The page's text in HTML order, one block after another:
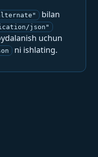
bilan
json"
uchun
ni ishlating.